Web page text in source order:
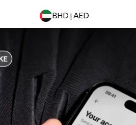
BHD į AED